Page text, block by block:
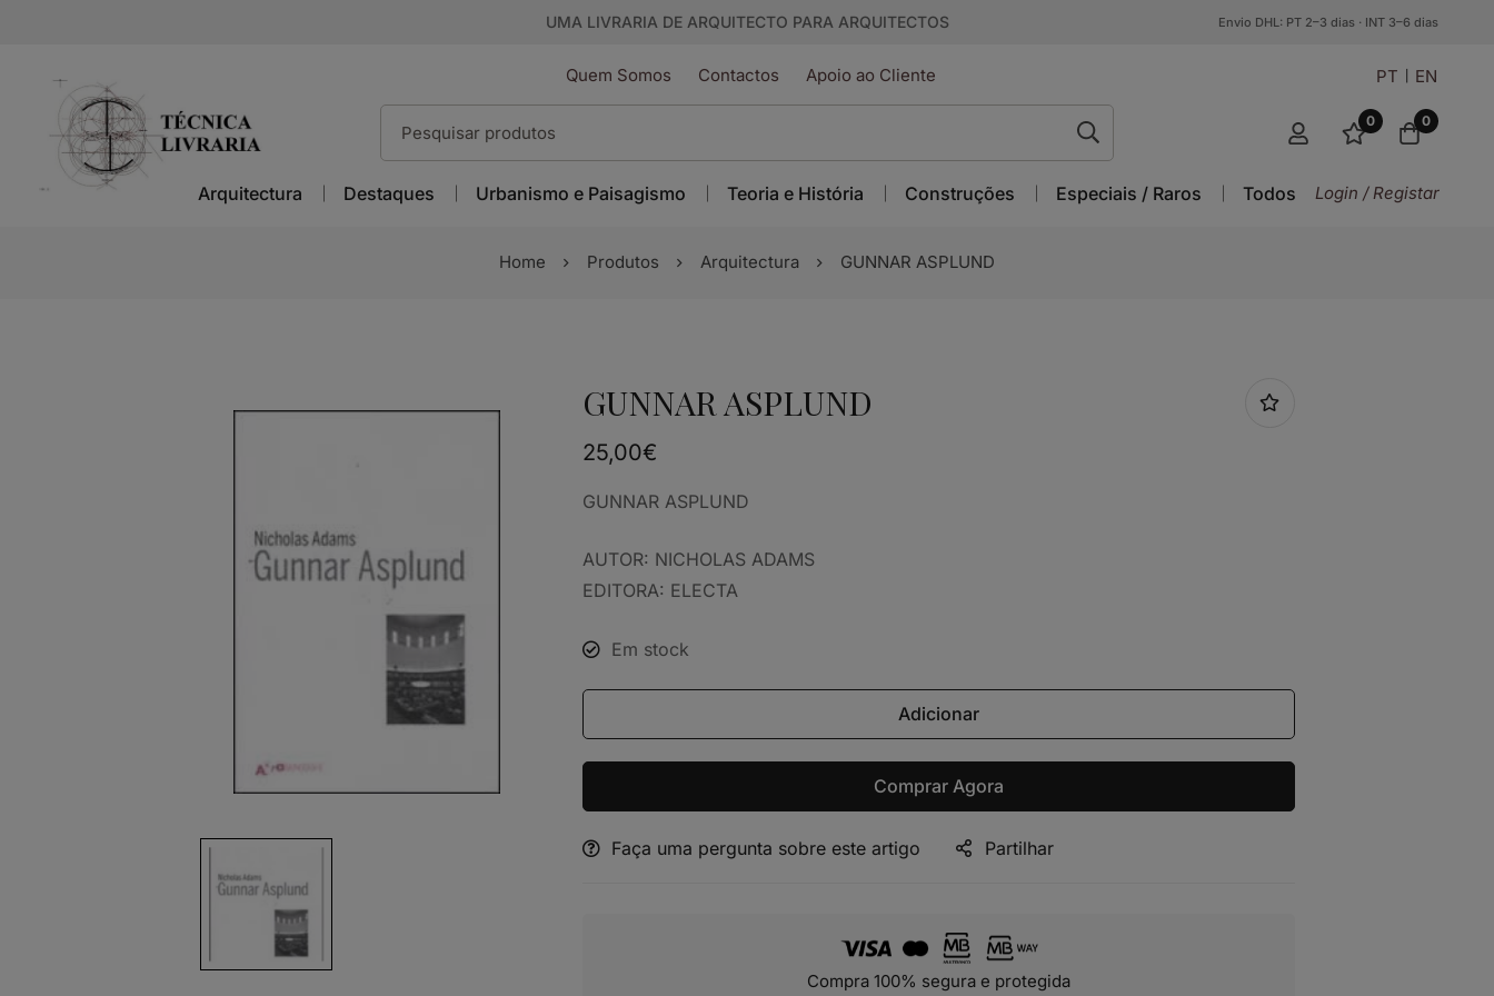
UMA LIVRARIA DE ARQUITECTO PARA ARQUITECTOS Envio DHL: PT 2–3 dias · INT 3–6 dias
Quem Somos Contactos Apoio ao Cliente PT EN
0 0
Arquitectura Destaques Urbanismo e Paisagismo Teoria e História Construções Especiais / Raros Todos Login / Registar
Home Produtos Arquitectura GUNNAR ASPLUND
GUNNAR ASPLUND
25,00€
GUNNAR ASPLUND
AUTOR: NICHOLAS ADAMS
EDITORA: ELECTA
Em stock
Adicionar
Comprar Agora
Alternative:
Faça uma pergunta sobre este artigo Partilhar
Compra 100% segura e protegida